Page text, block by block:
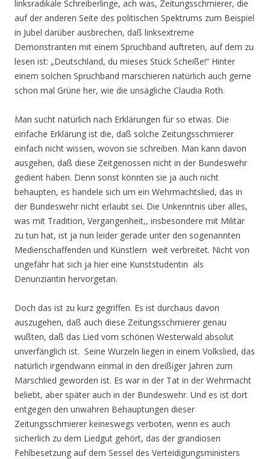
linksradikale Schreiberlinge, ach was, Zeitungsschmierer, die
auf der anderen Seite des politischen Spektrums zum Beispiel
in Jubel darüber ausbrechen, daß linksextreme
Demonstranten mit einem Spruchband auftreten, auf dem zu
lesen ist: „Deutschland, du mieses Stück Scheiße!“ Hinter
einem solchen Spruchband marschieren natürlich auch gerne
schon mal Grüne her, wie die unsägliche Claudia Roth.
Man sucht natürlich nach Erklärungen für so etwas. Die
einfache Erklärung ist die, daß solche Zeitungsschmierer
einfach nicht wissen, wovon sie schreiben. Man kann davon
ausgehen, daß diese Zeitgenossen nicht in der Bundeswehr
gedient haben. Denn sonst könnten sie ja auch nicht
behaupten, es handele sich um ein Wehrmachtslied, das in
der Bundeswehr nicht erlaubt sei. Die Unkenntnis über alles,
was mit Tradition, Vergangenheit,, insbesondere mit Militär
zu tun hat, ist ja nun leider gerade unter den sogenannten
Medienschaffenden und Künstlern weit verbreitet. Nicht von
ungefähr hat sich ja hier eine Kunststudentin als
Denunziantin hervorgetan.
Doch das ist zu kurz gegriffen. Es ist durchaus davon
auszugehen, daß auch diese Zeitungsschmierer genau
wußten, daß das Lied vom schönen Westerwald absolut
unverfänglich ist. Seine Wurzeln liegen in einem Volkslied, das
natürlich irgendwann einmal in den dreißiger Jahren zum
Marschlied geworden ist. Es war in der Tat in der Wehrmacht
beliebt, aber später auch in der Bundeswehr. Und es ist dort
entgegen den unwahren Behauptungen dieser
Zeitungsschmierer keineswegs verboten, wenn es auch
sicherlich zu dem Liedgut gehört, das der grandiosen
Fehlbesetzung auf dem Sessel des Verteidigungsministers